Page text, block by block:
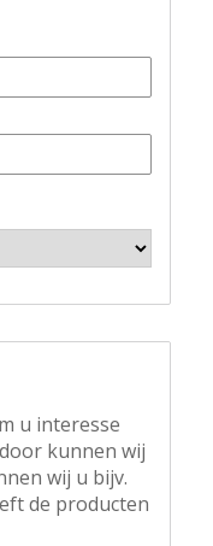
u interesse
kunnen wij
wij u bijv.
de producten